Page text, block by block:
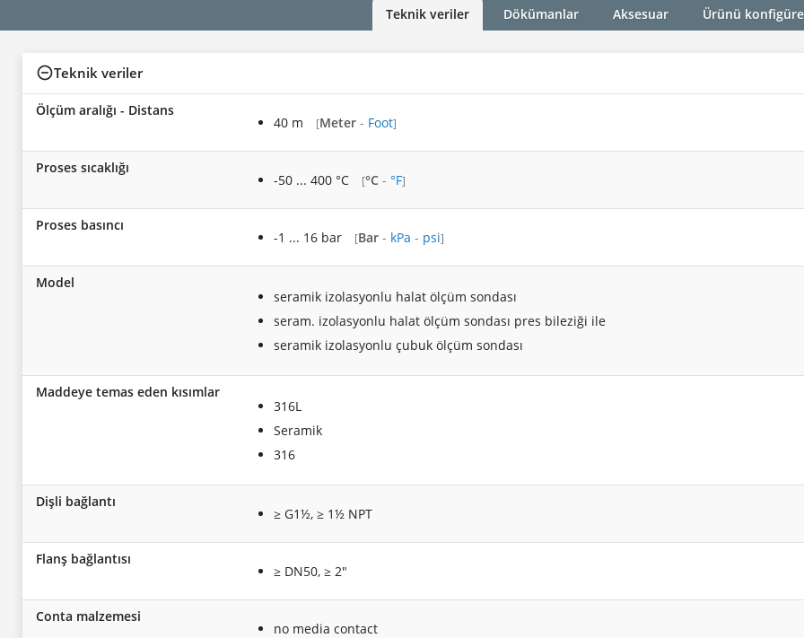
Teknik veriler Dökümanlar Aksesuar Ürünü
Teknik veriler
Ölçüm aralığı - Distans
40 m [Meter- Foot]
Proses sıcaklığı
-50 ... 400 °C [°C- °F]
Proses basıncı
-1 ... 16 bar [Bar- kPa - psi]
Model
seramik izolasyonlu halat ölçüm sondası
seram. izolasyonlu halat ölçüm sondası pres bileziği ile
seramik izolasyonlu çubuk ölçüm sondası
Maddeye temas eden kısımlar
316L
Seramik
316
Dişli bağlantı
≥ G1½, ≥ 1½ NPT
Flanş bağlantısı
≥ DN50, ≥ 2"
Conta malzemesi
no media contact